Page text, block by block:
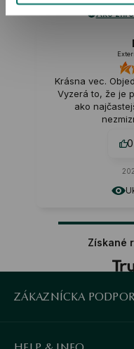
Ako
Externá
Krásna vec.
Vyzerá to, že je príliš
ako najčastejšie.
nezmizne
2024-09-
Získané
ZÁKAZNÍCKA